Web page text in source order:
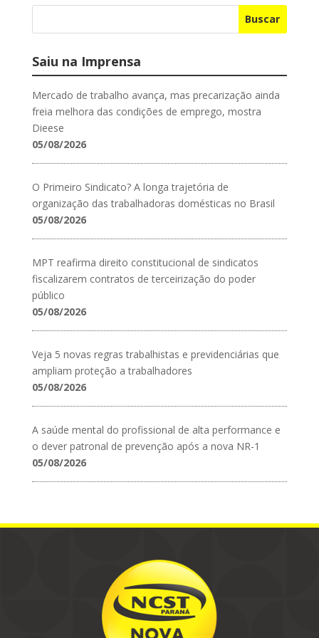
Buscar
Saiu na Imprensa
Mercado de trabalho avança, mas precarização ainda
freia melhora das condições de emprego, mostra
Dieese
05/08/2026
O Primeiro Sindicato? A longa trajetória de
organização das trabalhadoras domésticas no Brasil
05/08/2026
MPT reafirma direito constitucional de sindicatos
fiscalizarem contratos de terceirização do poder
público
05/08/2026
Veja 5 novas regras trabalhistas e previdenciárias que
ampliam proteção a trabalhadores
05/08/2026
A saúde mental do profissional de alta performance e
o dever patronal de prevenção após a nova NR-1
05/08/2026